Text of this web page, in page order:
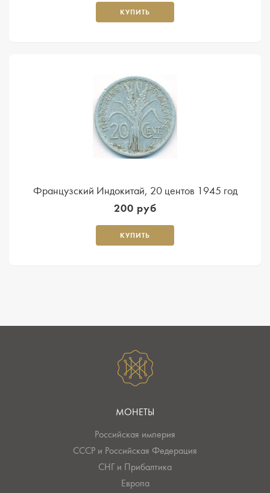
КУПИТЬ
Французский Индокитай, 20 центов 1945 год
200 руб
КУПИТЬ
МОНЕТЫ
Российская империя
СССР и Российская Федерация
СНГ и Прибалтика
Европа